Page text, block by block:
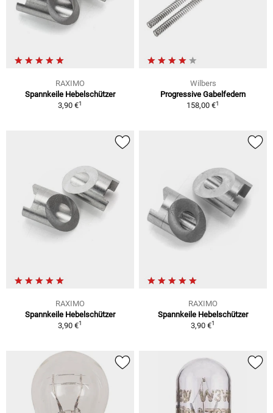
RAXIMO
Spannkeile Hebelschützer
3,90 €1
Wilbers
Progressive Gabelfedern
158,00 €1
RAXIMO
Spannkeile Hebelschützer
3,90 €1
RAXIMO
Spannkeile Hebelschützer
3,90 €1